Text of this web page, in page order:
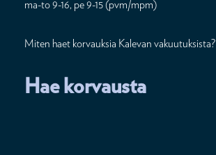
ma-to 9-16, pe 9-15 (pvm/mpm)
Miten haet korvauksia Kalevan vakuutuksista?
Hae korvausta